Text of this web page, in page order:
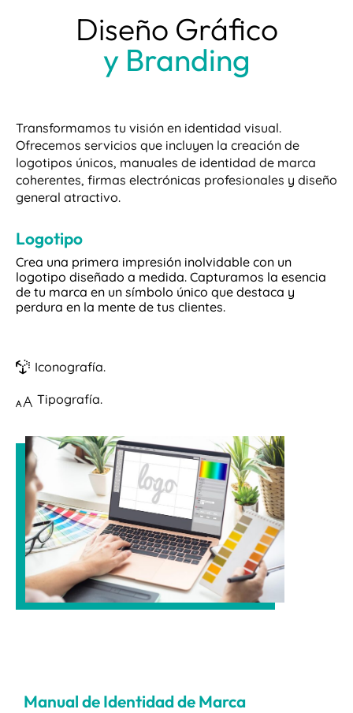
Diseño Gráfico
y Branding
Transformamos tu visión en identidad visual.
Ofrecemos servicios que incluyen la creación de
logotipos únicos, manuales de identidad de marca
coherentes, firmas electrónicas profesionales y diseño
general atractivo.
Logotipo
Crea una primera impresión inolvidable con un
logotipo diseñado a medida. Capturamos la esencia
de tu marca en un símbolo único que destaca y
perdura en la mente de tus clientes.
Iconografía.
Tipografía.
Manual de Identidad de Marca